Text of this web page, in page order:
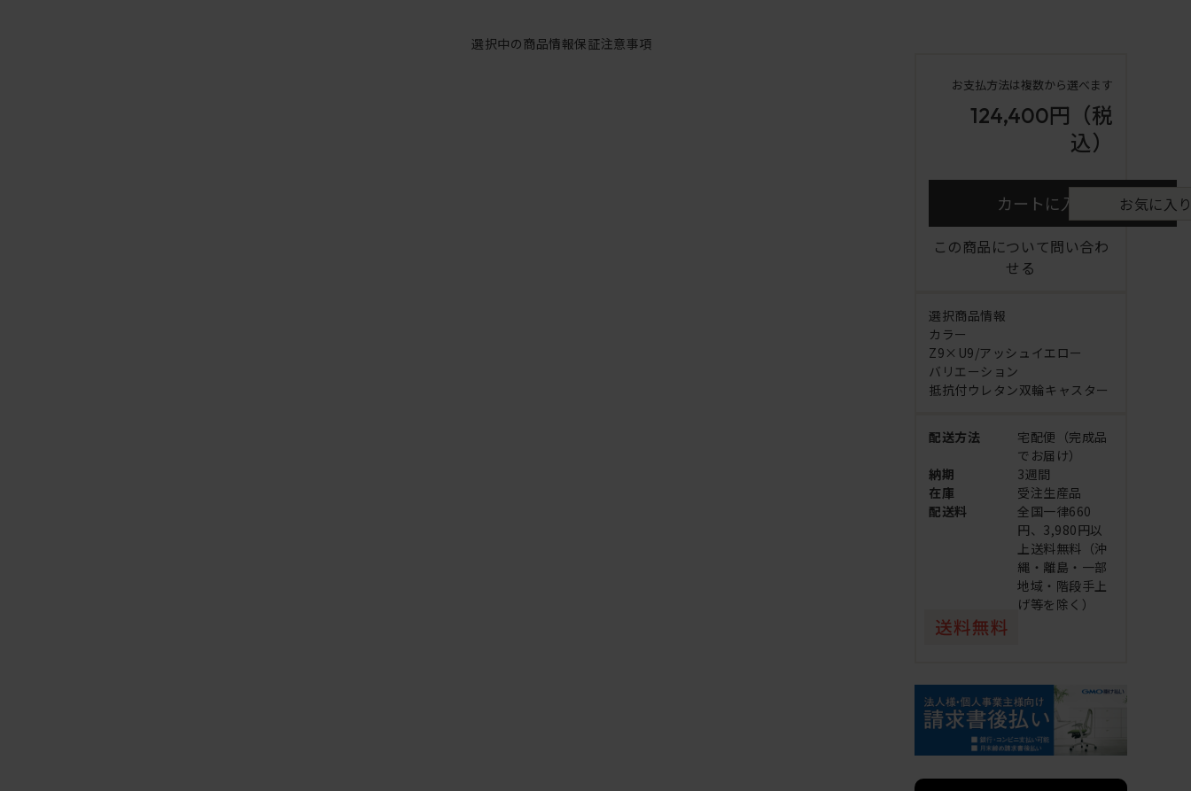
選択中の商品情報保証注意事項
お支払方法は複数から選べます
124,400円 （税
込）
カートに入れる お気に入
この商品について問い合わ
せる
選択商品情報
カラー
Z9×U9/アッシュイエロー
バリエーション
抵抗付ウレタン双輪キャスター
配送方法
宅配便（完成品
でお届け）
納期
3週間
在庫
受注生産品
配送料
全国一律660
円、3,980円以
上送料無料（沖
縄・離島・一部
地域・階段手上
げ等を除く）